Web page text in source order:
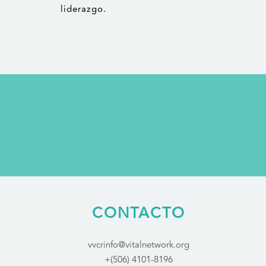
liderazgo.
CONTACTO
vvcrinfo@vitalnetwork.org
+(506) 4101-8196